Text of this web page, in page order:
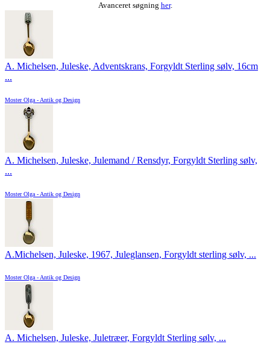
Avanceret søgning her.
A. Michelsen, Juleske, Adventskrans, Forgyldt Sterling sølv, 16cm
...
Moster Olga - Antik og Design
A. Michelsen, Juleske, Julemand / Rensdyr, Forgyldt Sterling sølv,
...
Moster Olga - Antik og Design
A.Michelsen, Juleske, 1967, Juleglansen, Forgyldt sterling sølv, ...
Moster Olga - Antik og Design
A. Michelsen, Juleske, Juletræer, Forgyldt Sterling sølv, ...